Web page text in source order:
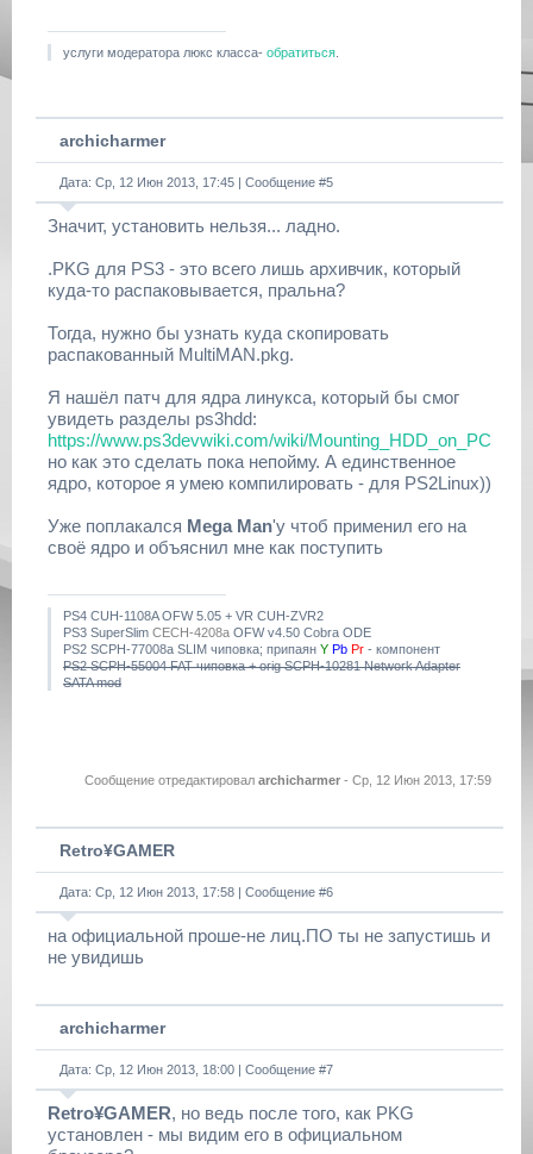
услуги модератора люкс класса- обратиться
archicharmer
Дата: Ср, 12 Июн 2013, 17:45 | Сообщение #5
Значит, установить нельзя... ладно.
.PKG для PS3 - это всего лишь архивчик, который
куда-то распаковывается, пральна?
Тогда, нужно бы узнать куда скопировать
распакованный MultiMAN.pkg.
Я нашёл патч для ядра линукса, который бы смог
увидеть разделы ps3hdd:
https://www.ps3devwiki.com/wiki/Mounting_HDD_on_PC
но как это сделать пока непойму. А единственное
ядро, которое я умею компилировать - для PS2Linux))
Уже поплакался Mega Man'у чтоб применил его на
своё ядро и объяснил мне как поступить
PS4 CUH-1108A OFW 5.05 + VR CUH-ZVR2
PS3 SuperSlim CECH-4208a OFW v4.50 Cobra ODE
PS2 SCPH-77008a SLIM чиповка; припаян Y Pb Pr - компонент
PS2 SCPH-55004 FAT чиповка + orig SCPH-10281 Network Adapter
SATA mod
Сообщение отредактировал archicharmer - Ср, 12 Июн 2013, 17:59
Retro¥GAMER
Дата: Ср, 12 Июн 2013, 17:58 | Сообщение #6
на официальной проше-не лиц.ПО ты не запустишь и
не увидишь
archicharmer
Дата: Ср, 12 Июн 2013, 18:00 | Сообщение #7
Retro¥GAMER, но ведь после того, как PKG
установлен - мы видим его в официальном